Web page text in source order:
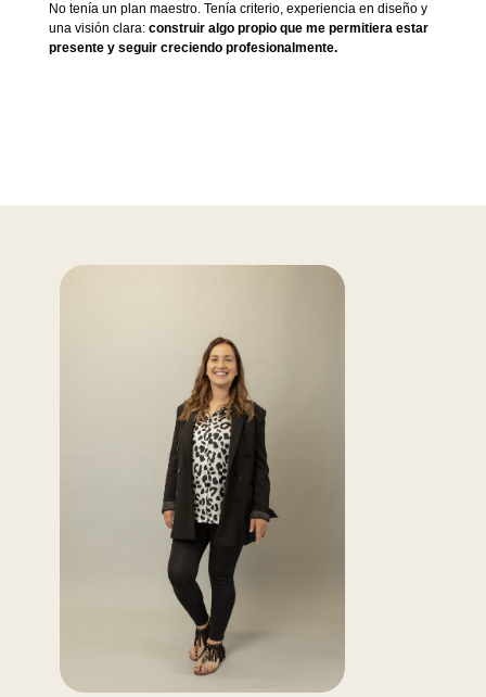
No tenía un plan maestro. Tenía criterio, experiencia en diseño y
una visión clara: construir algo propio que me permitiera estar
presente y seguir creciendo profesionalmente.